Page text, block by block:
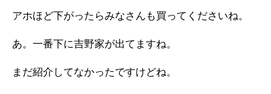
アホほど下がったらみなさんも買ってくださいね。
あ。一番下に吉野家が出てますね。
まだ紹介してなかったですけどね。